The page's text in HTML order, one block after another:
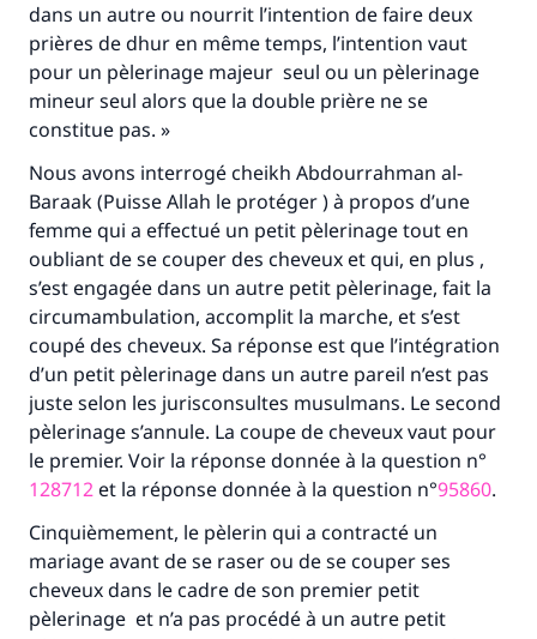
dans un autre ou nourrit l’intention de faire deux
prières de dhur en même temps, l’intention vaut
pour un pèlerinage majeur seul ou un pèlerinage
mineur seul alors que la double prière ne se
constitue pas. »
Nous avons interrogé cheikh Abdourrahman al-
Baraak (Puisse Allah le protéger ) à propos d’une
femme qui a effectué un petit pèlerinage tout en
oubliant de se couper des cheveux et qui, en plus ,
s’est engagée dans un autre petit pèlerinage, fait la
circumambulation, accomplit la marche, et s’est
coupé des cheveux. Sa réponse est que l’intégration
d’un petit pèlerinage dans un autre pareil n’est pas
juste selon les jurisconsultes musulmans. Le second
pèlerinage s’annule. La coupe de cheveux vaut pour
le premier. Voir la réponse donnée à la question n°
128712 et la réponse donnée à la question n°95860.
Cinquièmement, le pèlerin qui a contracté un
mariage avant de se raser ou de se couper ses
cheveux dans le cadre de son premier petit
pèlerinage et n’a pas procédé à un autre petit